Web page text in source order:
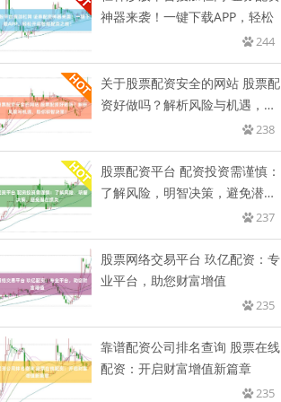
神器来袭！一键下载APP，轻松
244
关于股票配资安全的网站 股票配
资好做吗？解析风险与机遇，助
238
股票配资平台 配资投资需谨慎：
了解风险，明智决策，避免潜在
237
股票网络交易平台 玖亿配资：专
业平台，助您财富增值
235
靠谱配资公司排名查询 股票在线
配资：开启财富增值新篇章
235